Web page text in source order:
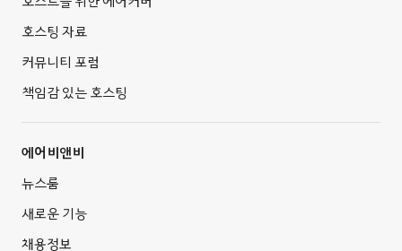
호스팅 자료
커뮤니티 포럼
책임감 있는 호스팅
에어비앤비
뉴스룸
새로운 기능
채용정보